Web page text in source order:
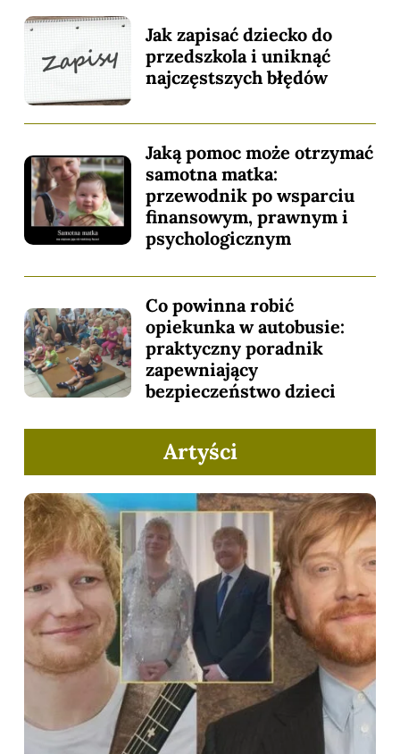
Jak zapisać dziecko do
przedszkola i uniknąć
najczęstszych błędów
Jaką pomoc może otrzymać
samotna matka:
przewodnik po wsparciu
finansowym, prawnym i
psychologicznym
Co powinna robić
opiekunka w autobusie:
praktyczny poradnik
zapewniający
bezpieczeństwo dzieci
Artyści